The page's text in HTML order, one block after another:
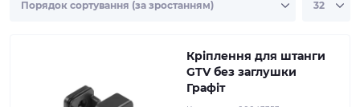
Кріплення для штанги
GTV без заглушки
Графіт